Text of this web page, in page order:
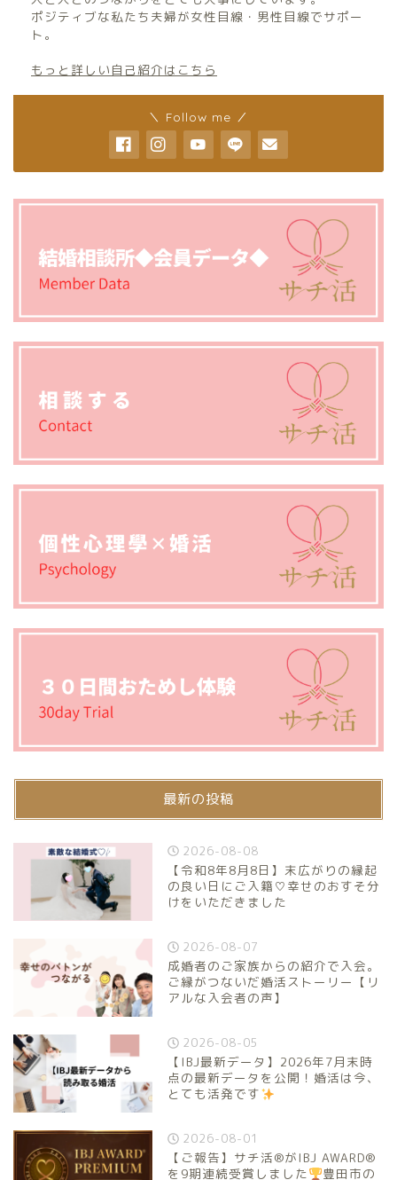
ポジティブな私たち夫婦が女性目線・男性目線でサポー
ト。
もっと詳しい自己紹介はこちら
＼ Follow me ／
最新の投稿
2026-08-08
【令和8年8月8日】末広がりの縁起
の良い日にご入籍♡幸せのおすそ分
けをいただきました
2026-08-07
成婚者のご家族からの紹介で入会。
ご縁がつないだ婚活ストーリー【リ
アルな入会者の声】
2026-08-05
【IBJ最新データ】2026年7月末時
点の最新データを公開！婚活は今、
とても活発です
2026-08-01
【ご報告】サチ活®がIBJ AWARD®
を9期連続受賞しました
豊田市の